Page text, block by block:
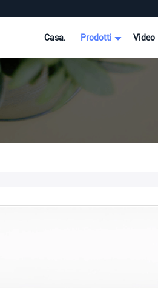
Casa. Prodotti Video